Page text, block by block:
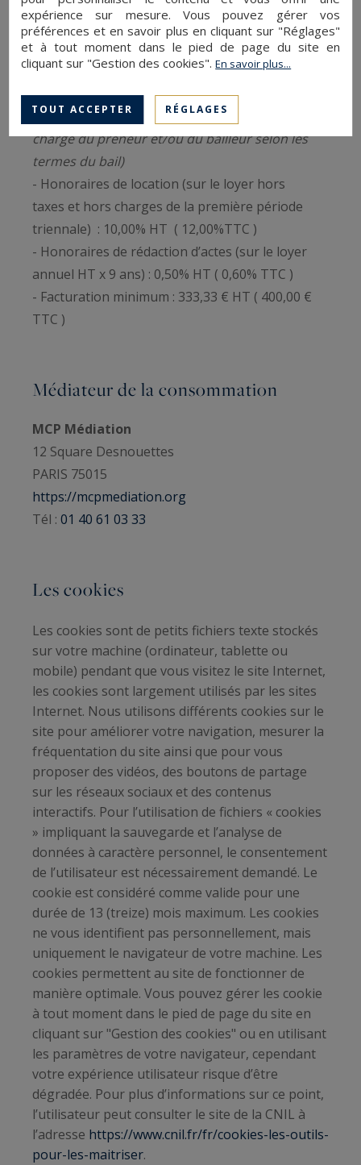
annuel hors charges.
• Locations saisonnières
- 25% TTC des sommes encaissées par le
• Baux commerciaux et professionnels
charge du preneur et/ou du bailleur selon les
termes du bail)
- Honoraires de location (sur le loyer hors
taxes et hors charges de la première période
triennale) : 10,00% HT ( 12,00%TTC )
- Honoraires de rédaction d’actes (sur le loyer
annuel HT x 9 ans) : 0,50% HT ( 0,60% TTC )
- Facturation minimum : 333,33 € HT ( 400,00 €
TTC )
Médiateur de la consommation
MCP Médiation
12 Square Desnouettes
PARIS 75015
https://mcpmediation.org
Tél : 01 40 61 03 33
Les cookies
Les cookies sont de petits fichiers texte stockés
sur votre machine (ordinateur, tablette ou
mobile) pendant que vous visitez le site Internet,
les cookies sont largement utilisés par les sites
Internet. Nous utilisons différents cookies sur le
site pour améliorer votre navigation, mesurer la
fréquentation du site ainsi que pour vous
proposer des vidéos, des boutons de partage
sur les réseaux sociaux et des contenus
interactifs. Pour l’utilisation de fichiers « cookies
» impliquant la sauvegarde et l’analyse de
données à caractère personnel, le consentement
de l’utilisateur est nécessairement demandé. Le
cookie est considéré comme valide pour une
durée de 13 (treize) mois maximum. Les cookies
ne vous identifient pas personnellement, mais
uniquement le navigateur de votre machine. Les
cookies permettent au site de fonctionner de
manière optimale. Vous pouvez gérer les cookie
à tout moment dans le pied de page du site en
cliquant sur "Gestion des cookies" ou en utilisant
les paramètres de votre navigateur, cependant
votre expérience utilisateur risque d’être
dégradée. Pour plus d’informations sur ce point,
l’utilisateur peut consulter le site de la CNIL à
l’adresse https://www.cnil.fr/fr/cookies-les-outils-
pour-les-maitriser.
expérience sur mesure. Vous pouvez gérer vos
préférences et en savoir plus en cliquant sur "Réglages"
et à tout moment dans le pied de page du site en
cliquant sur "Gestion des cookies".En savoir plus...
TOUT ACCEPTER RÉGLAGES